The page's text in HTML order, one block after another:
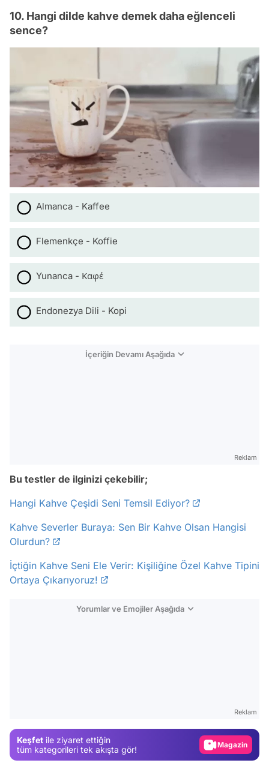
10. Hangi dilde kahve demek daha eğlenceli
sence?
Almanca - Kaffee
Flemenkçe - Koffie
Yunanca - Καφέ
Endonezya Dili - Kopi
İçeriğin Devamı Aşağıda
Reklam
Bu testler de ilginizi çekebilir;
Hangi Kahve Çeşidi Seni Temsil Ediyor?
Kahve Severler Buraya: Sen Bir Kahve Olsan Hangisi
Olurdun?
İçtiğin Kahve Seni Ele Verir: Kişiliğine Özel Kahve Tipini
Ortaya Çıkarıyoruz!
Yorumlar ve Emojiler Aşağıda
Reklam
Keşfet ile ziyaret ettiğin
tüm kategorileri tek akışta gör!
Video